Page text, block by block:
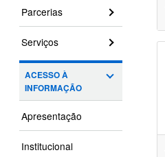
Parcerias
Serviços
ACESSO À
INFORMAÇÃO
Apresentação
Institucional